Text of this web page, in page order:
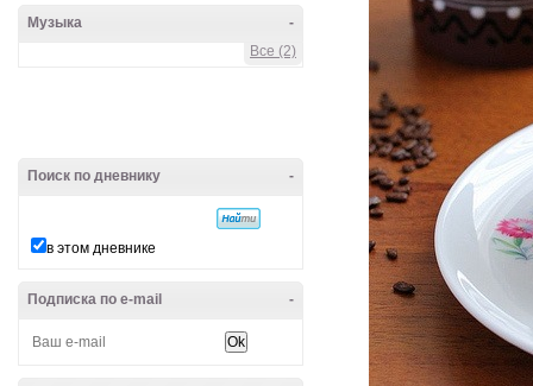
-
Музыка
Все (2)
-
Поиск по дневнику
в этом дневнике
-
Подписка по e-mail